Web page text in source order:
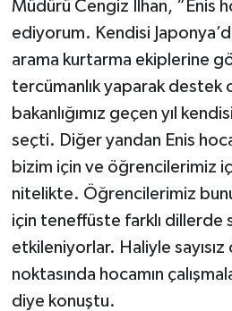
Müdürü Cengiz İlhan, “Enis
ediyorum. Kendisi
arama kurtarma ekiplerine
tercümanlık yaparak destek
bakanlığımız geçen yıl
seçti. Diğer yandan Enis
bizim için ve öğrencilerimiz
nitelikte. Öğrencilerimiz
için teneffüste farklı
etkileniyorlar. Haliyle
noktasında hocamın
diye konuştu.